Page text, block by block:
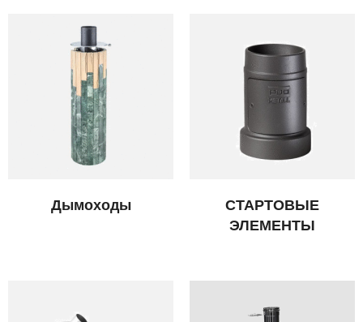
Дымоходы
СТАРТОВЫЕ
ЭЛЕМЕНТЫ